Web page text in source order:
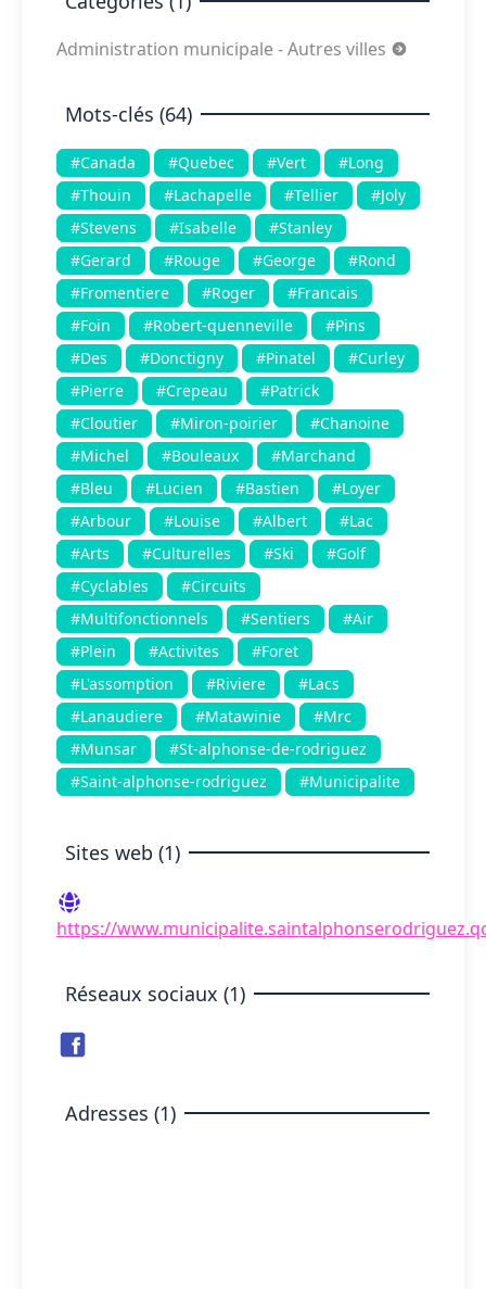
Administration municipale - Autres villes
Mots-clés (64)
#Canada #Quebec #Vert
#Long
#Thouin
#Lachapelle #Tellier
#Joly
#Stevens
#Isabelle
#Stanley
#Gerard
#Rouge #George
#Rond
#Fromentiere
#Roger
#Francais
#Foin
#Robert-quenneville
#Pins
#Des
#Donctigny #Pinatel
#Curley
#Pierre
#Crepeau
#Patrick
#Cloutier
#Miron-poirier
#Chanoine
#Michel
#Bouleaux
#Marchand
#Bleu
#Lucien #Bastien
#Loyer
#Arbour
#Louise #Albert
#Lac
#Arts
#Culturelles #Ski
#Golf
#Cyclables
#Circuits
#Multifonctionnels
#Sentiers
#Air
#Plein
#Activites
#Foret
#L'assomption
#Riviere
#Lacs
#Lanaudiere
#Matawinie
#Mrc
#Munsar
#St-alphonse-de-rodriguez
#Saint-alphonse-rodriguez
#Municipalite
Sites web (1)
https://
Réseaux sociaux (1)
Adresses (1)